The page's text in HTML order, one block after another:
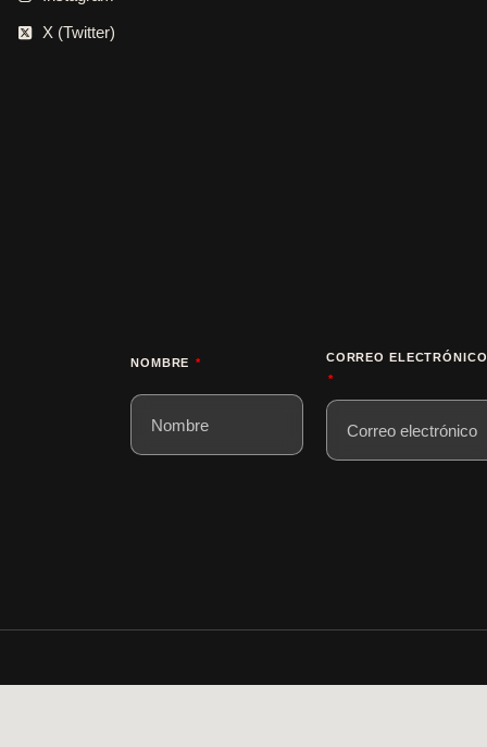
X (Twitter)
NOMBRE CORREO ELECTRÓNICO